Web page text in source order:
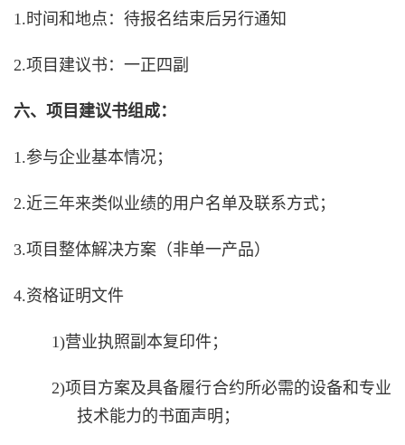
1.时间和地点：待报名结束后另行通知
2.项目建议书：一正四副
六、项目建议书组成：
1.参与企业基本情况；
2.近三年来类似业绩的用户名单及联系方式；
3.项目整体解决方案（非单一产品）
4.资格证明文件
1)营业执照副本复印件；
2)项目方案及具备履行合约所必需的设备和专业
技术能力的书面声明；